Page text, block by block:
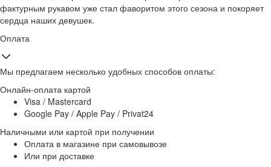
фактурным рукавом уже стал фаворитом этого сезона и покоряет
сердца наших девушек.
Оплата
Мы предлагаем несколько удобных способов оплаты:
Онлайн-оплата картой
Visa / Mastercard
Google Pay / Apple Pay / Privat24
Наличными или картой при получении
Оплата в магазине при самовывозе
Или при доставке